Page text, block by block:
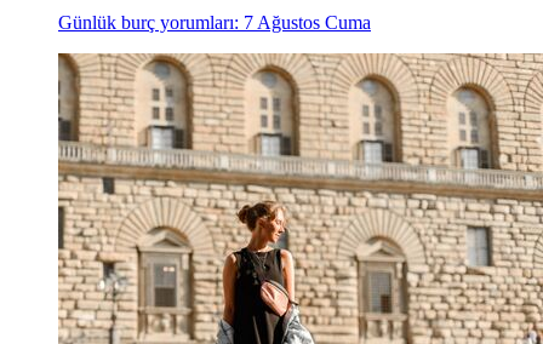
Günlük burç yorumları: 7 Ağustos Cuma